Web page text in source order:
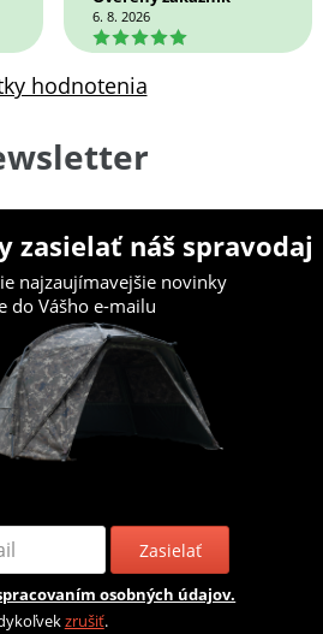
6. 8. 2026
5
hodnotenia
zasielať náš spravodaj
najzaujímavejšie novinky
do Vášho e-mailu
Zasielať
osobných údajov.
zrušiť.